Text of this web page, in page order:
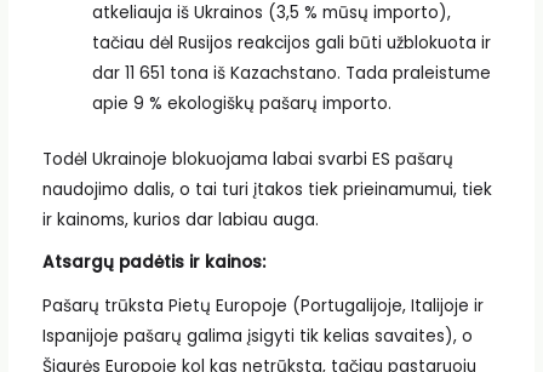
atkeliauja iš Ukrainos (3,5 % mūsų importo),
tačiau dėl Rusijos reakcijos gali būti užblokuota ir
dar 11 651 tona iš Kazachstano. Tada praleistume
apie 9 % ekologiškų pašarų importo.
Todėl Ukrainoje blokuojama labai svarbi ES pašarų
naudojimo dalis, o tai turi įtakos tiek prieinamumui, tiek
ir kainoms, kurios dar labiau auga.
Atsargų padėtis ir kainos:
Pašarų trūksta Pietų Europoje (Portugalijoje, Italijoje ir
Ispanijoje pašarų galima įsigyti tik kelias savaites), o
Šiaurės Europoje kol kas netrūksta, tačiau pastaruoju